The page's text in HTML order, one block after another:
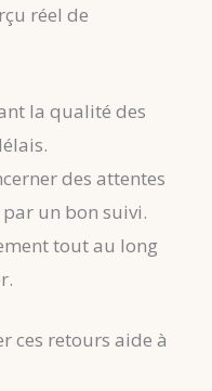
réel de
la qualité des
des attentes
un bon suivi.
tout au long
ces retours aide à